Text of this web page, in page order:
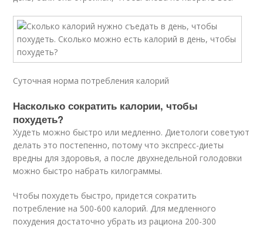
Суточная норма потребления калорий
Насколько сократить калории, чтобы
похудеть?
Худеть можно быстро или медленно. Диетологи советуют
делать это постепенно, потому что экспресс-диеты
вредны для здоровья, а после двухнедельной голодовки
можно быстро набрать килограммы.
Чтобы похудеть быстро, придется сократить
потребление на 500-600 калорий. Для медленного
похудения достаточно убрать из рациона 200-300